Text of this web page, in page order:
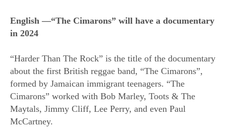
English —“The Cimarons” will have a documentary
in 2024
“Harder Than The Rock” is the title of the documentary
about the first British reggae band, “The Cimarons”,
formed by Jamaican immigrant teenagers. “The
Cimarons” worked with Bob Marley, Toots & The
Maytals, Jimmy Cliff, Lee Perry, and even Paul
McCartney.